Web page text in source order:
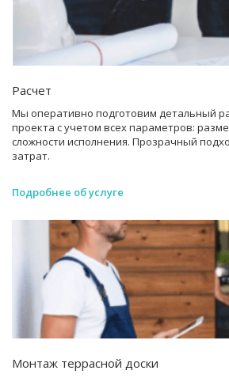
Расчет
Мы оперативно подготовим детальный
проекта с учетом всех параметров:
сложности исполнения. Прозрачный
затрат.
Подробнее об услуге
Монтаж террасной доски